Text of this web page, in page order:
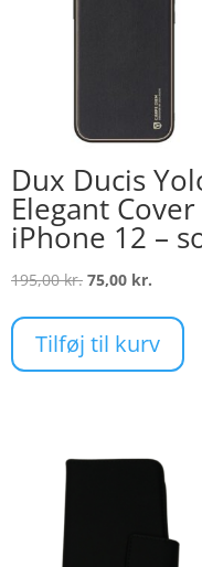
Dux Ducis
Elegant
iPhone 12 –
195,00kr. Den
pris
var:
75,00 kr.
pris
er:
Tilføj til kurv